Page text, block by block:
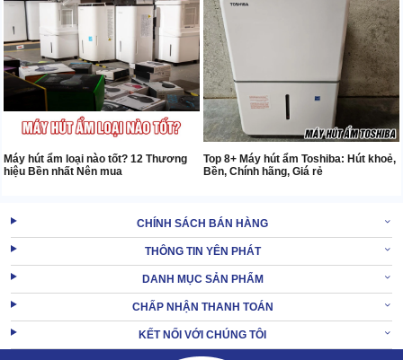
Máy hút ẩm loại nào tốt? 12 Thương
hiệu Bền nhất Nên mua
Top 8+ Máy hút ẩm Toshiba: Hút khoẻ,
Bền, Chính hãng, Giá rẻ
CHÍNH SÁCH BÁN HÀNG
THÔNG TIN YÊN PHÁT
DANH MỤC SẢN PHẨM
CHẤP NHẬN THANH TOÁN
KẾT NỐI VỚI CHÚNG TÔI